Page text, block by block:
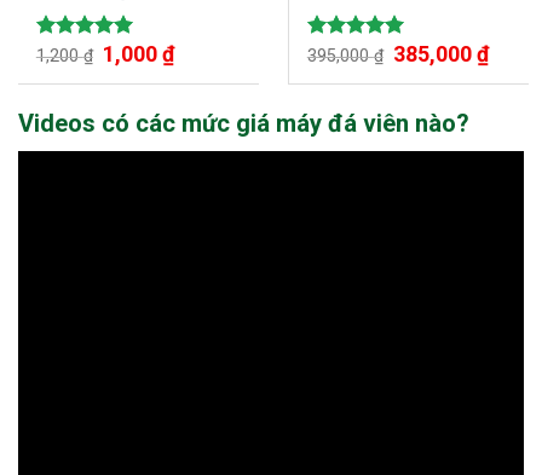
chỉ trong 1 giờ đồng hồ
Được xếp
5.00
1,200₫ Giá
gốc
là:
1,000₫Giá
hiện
tại
1,000 ₫.
Được xếp
395,000₫ Giá
gốc
là:
385,000₫Giá
hiện
tại
Videos có các mức giá máy đá viên nào?